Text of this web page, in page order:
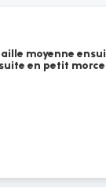
moyenne
en petit